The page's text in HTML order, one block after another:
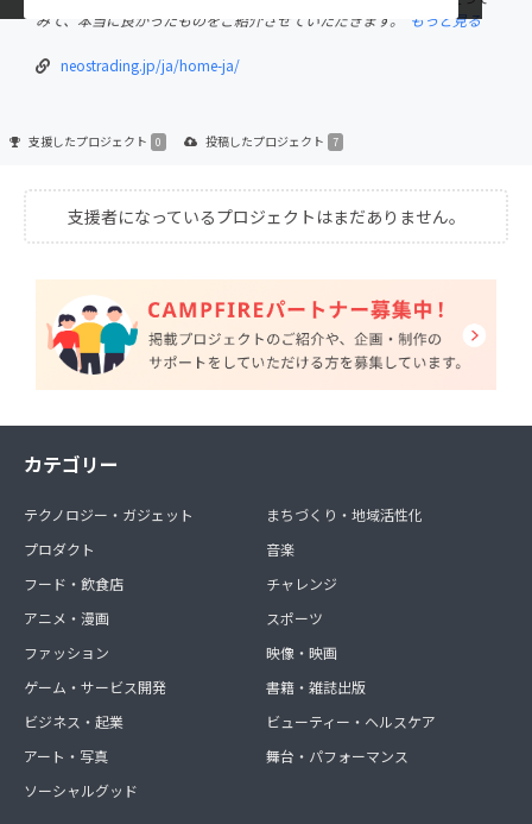
みて、本当に良かったものをご紹介させていただきます。
もっと見る
neostrading.jp/ja/home-ja/
支援したプロジェクト 0 投稿したプロジェクト 7
支援者になっているプロジェクトはまだありません。
カテゴリー
テクノロジー・ガジェット
プロダクト
フード・飲食店
アニメ・漫画
ファッション
ゲーム・サービス開発
ビジネス・起業
アート・写真
ソーシャルグッド
まちづくり・地域活性化
音楽
チャレンジ
スポーツ
映像・映画
書籍・雑誌出版
ビューティー・ヘルスケア
舞台・パフォーマンス